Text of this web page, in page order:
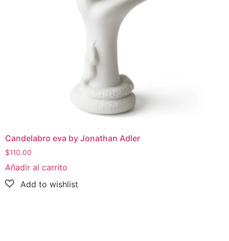
Candelabro eva by Jonathan Adler
$110.00
Añadir al carrito